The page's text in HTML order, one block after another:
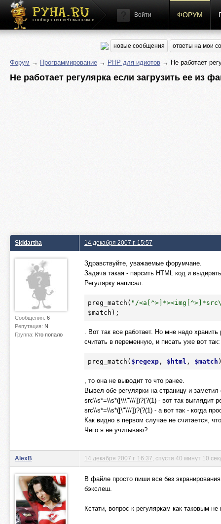
сообщество веб-маньяков
Войти ФОРУМ
новые сообщения ответы на мои
Форум → Программирование → PHP для идиотов → Не работает
Не работает регулярка если загрузить ее из
Siddartha
Сообщения: 6
Репутация: N
Группа: Кто попало
14 декабря 2007 г. 15:57
Здравствуйте, уважаемые форумчане.
Задача такая - парсить HTML код и
Регулярку написал.
preg_match( "/<a[^>] *><img[^>] *src
$match );
. Вот так все работает. Но мне надо
считать в переменную, и писать уже вот так:
preg_match( $regexp, $html , $match
, то она не выводит то что ранее.
Вывел обе регулярки на страницу и заметил
src\\s*=\\s*([\\\"\\\'])?(?(1) - вот так выглядит
src\\s*=\\s*([\"\\\'])?(?(1) - а вот так - когда
Как видно в первом случае не считается,
Чего я не учитываю?
AlexB 14 декабря 2007 г. 16:37 , спустя 40 минут 10
В файле просто пиши все без
бэкслеш.
Кстати, вопрос к регуляркам как таковым